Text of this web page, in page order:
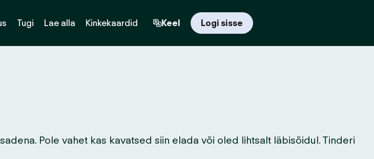
Tugi Lae alla Kinkekaardid Keel Logi sisse
Pole vahet kas kavatsed siin elada või oled lihtsalt läbisõidul. Tinderi